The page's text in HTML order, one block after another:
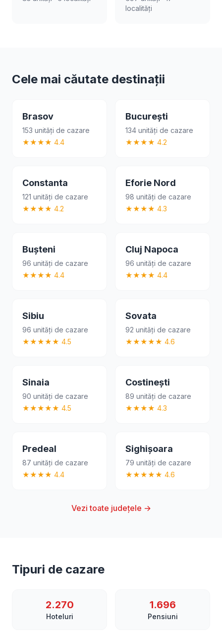
localități
Cele mai căutate destinații
Brasov
153 unități de cazare
★★★★ 4.4
București
134 unități de cazare
★★★★ 4.2
Constanta
121 unități de cazare
★★★★ 4.2
Eforie Nord
98 unități de cazare
★★★★ 4.3
Bușteni
96 unități de cazare
★★★★ 4.4
Cluj Napoca
96 unități de cazare
★★★★ 4.4
Sibiu
96 unități de cazare
★★★★★ 4.5
Sovata
92 unități de cazare
★★★★★ 4.6
Sinaia
90 unități de cazare
★★★★★ 4.5
Costinești
89 unități de cazare
★★★★ 4.3
Predeal
87 unități de cazare
★★★★ 4.4
Sighișoara
79 unități de cazare
★★★★★ 4.6
Vezi toate județele →
Tipuri de cazare
2.270
Hoteluri
1.696
Pensiuni